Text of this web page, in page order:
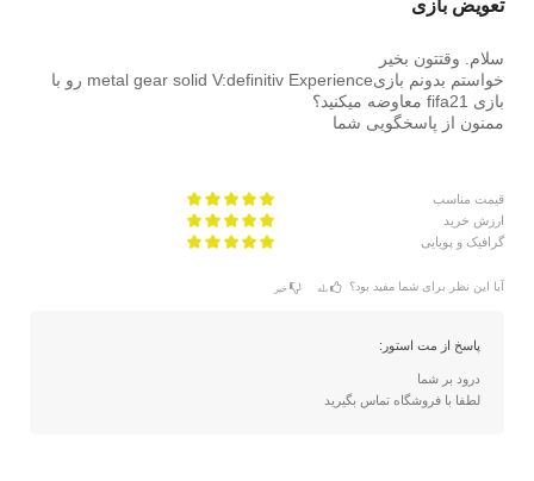
تعویض بازی
سلام. وقتتون بخیر
خواستم بدونم بازیmetal gear solid V:definitiv Experience رو با
بازی fifa21 معاوضه میکنید؟
ممنون از پاسخگویی شما
قیمت مناسب
ارزش خرید
گرافیک و پویایی
آیا این نظر برای شما مفید بود؟ بله خیر
پاسخ از مت استور:
درود بر شما
لطفا با فروشگاه تماس بگیرید